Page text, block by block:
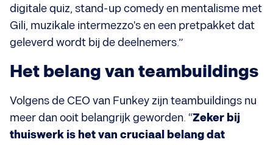
digitale quiz, stand-up comedy en mentalisme met
Gili, muzikale intermezzo's en een pretpakket dat
geleverd wordt bij de deelnemers.”
Het belang van teambuildings
Volgens de CEO van Funkey zijn teambuildings nu
meer dan ooit belangrijk geworden. “Zeker bij
thuiswerk is het van cruciaal belang dat